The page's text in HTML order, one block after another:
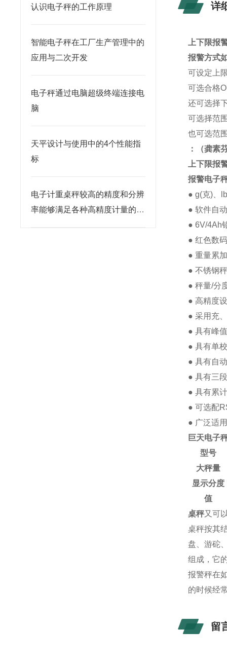
认识电子秤的工作原理
智能电子秤在工厂生产管理中的
应用与二次开发
电子秤通过电脑超级终端连接电
脑
天平设计与使用中的4个性能指
标
电子计重桌秤较高的精度和分辨
率能够满足各种高精度计量的需
详
上下限报
报警方式
可设定上
可选合格
还可选择
可选择范
也可选范
：
（龚素
上下限报
报警电子
● g(克)、
● 软件自
● 6V/4Ah
● 红色数
● 重量累
● 不锈钢
● 秤量/分
● 高精度
● 采用充
● 具有峰
● 具有单
● 具有自
● 具有三
● 具有累
● 可选配
● 广泛适
巨天电子
型号
大秤量
显示分度
值
桌秤又可
桌秤按其
盘、游砣
组成，它
报警秤在
的时候经
留